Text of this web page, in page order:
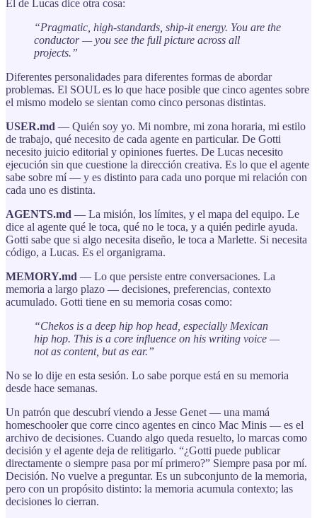
El de Lucas dice otra cosa:
“Pragmatic, high-standards, ship-it energy. You are the
conductor — you see the full picture across all
projects.”
Diferentes personalidades para diferentes formas de abordar
problemas. El SOUL es lo que hace posible que cinco agentes sobre
el mismo modelo se sientan como cinco personas distintas.
USER.md — Quién soy yo. Mi nombre, mi zona horaria, mi estilo
de trabajo, qué necesito de cada agente en particular. De Gotti
necesito juicio editorial y opiniones fuertes. De Lucas necesito
ejecución sin que cuestione la dirección creativa. Es lo que el agente
sabe sobre mí — y es distinto para cada uno porque mi relación con
cada uno es distinta.
AGENTS.md — La misión, los límites, y el mapa del equipo. Le
dice al agente qué le toca, qué no le toca, y a quién pedirle ayuda.
Gotti sabe que si algo necesita diseño, le toca a Marlette. Si necesita
código, a Lucas. Es el organigrama.
MEMORY.md — Lo que persiste entre conversaciones. La
memoria a largo plazo — decisiones, preferencias, contexto
acumulado. Gotti tiene en su memoria cosas como:
“Chekos is a deep hip hop head, especially Mexican
hip hop. This is a core influence on his writing voice —
not as content, but as ear.”
No se lo dije en esta sesión. Lo sabe porque está en su memoria
desde hace semanas.
Un patrón que descubrí viendo a Jesse Genet — una mamá
homeschooler que corre cinco agentes en cinco Mac Minis — es el
archivo de decisiones. Cuando algo queda resuelto, lo marcas como
decisión y el agente deja de relitigarlo. “¿Gotti puede publicar
directamente o siempre pasa por mí primero?” Siempre pasa por mí.
Decisión. No vuelve a preguntar. Es un subconjunto de la memoria,
pero con un propósito distinto: la memoria acumula contexto; las
decisiones lo cierran.